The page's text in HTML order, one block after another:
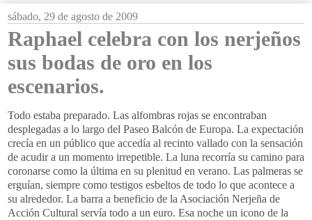
sábado, 29 de agosto de 2009
Raphael celebra con los nerjeños
sus bodas de oro en los
escenarios.
Todo estaba preparado. Las alfombras rojas se encontraban
desplegadas a lo largo del Paseo Balcón de Europa. La expectación
crecía en un público que accedía al recinto vallado con la sensación
de acudir a un momento irrepetible. La luna recorría su camino para
coronarse como la última en su plenitud en verano. Las palmeras se
erguían, siempre como testigos esbeltos de todo lo que acontece a
su alrededor. La barra a beneficio de la Asociación Nerjeña de
Acción Cultural servía todo a un euro. Esa noche un icono de la